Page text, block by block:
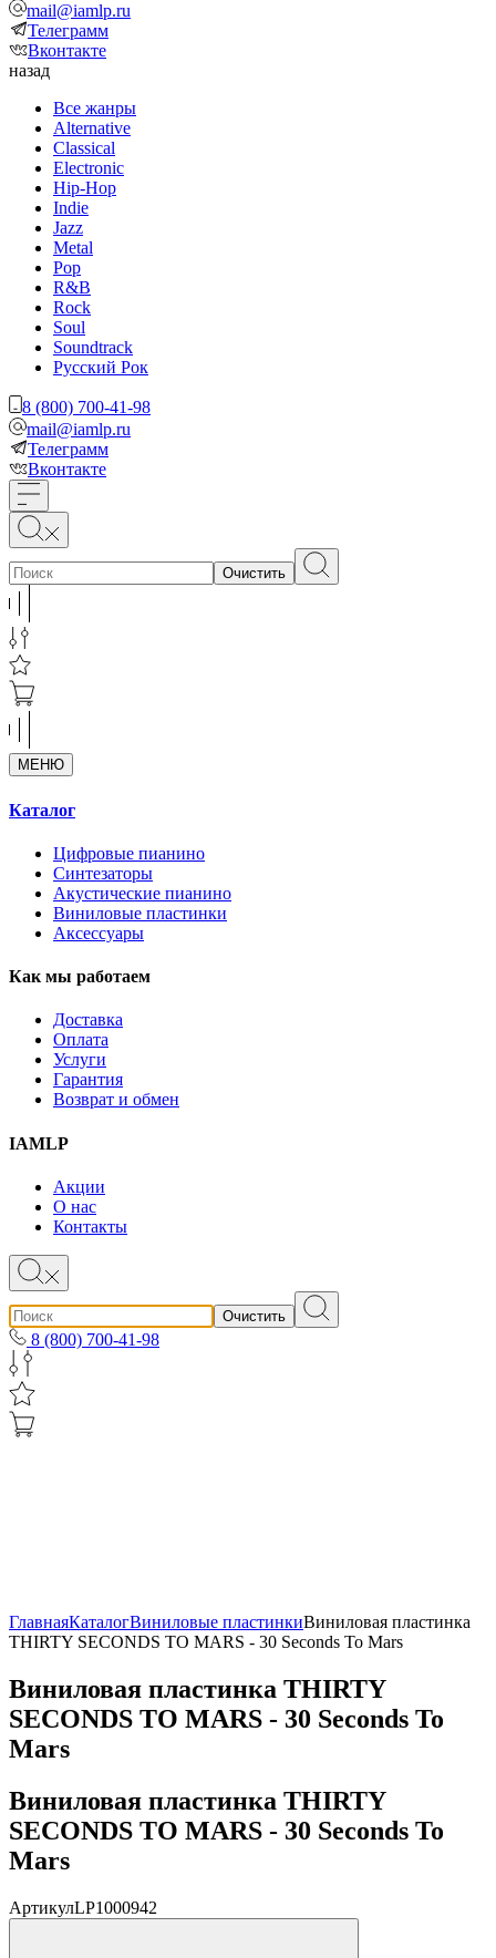
mail@iamlp.ru
Телеграмм
Вконтакте
назад
Все жанры
Alternative
Classical
Electronic
Hip-Hop
Indie
Jazz
Metal
Pop
R&B
Rock
Soul
Soundtrack
Русский Рок
8 (800) 700-41-98
mail@iamlp.ru
Телеграмм
Вконтакте
Очистить
МЕНЮ
Каталог
Цифровые пианино
Синтезаторы
Акустические пианино
Виниловые пластинки
Аксессуары
Как мы работаем
Доставка
Оплата
Услуги
Гарантия
Возврат и обмен
IAMLP
Акции
О нас
Контакты
Очистить
8 (800) 700-41-98
ГлавнаяКаталогВиниловые пластинкиВиниловая пластинка
THIRTY SECONDS TO MARS - 30 Seconds To Mars
Виниловая пластинка THIRTY
SECONDS TO MARS - 30 Seconds To
Mars
Виниловая пластинка THIRTY
SECONDS TO MARS - 30 Seconds To
Mars
АртикулLP1000942